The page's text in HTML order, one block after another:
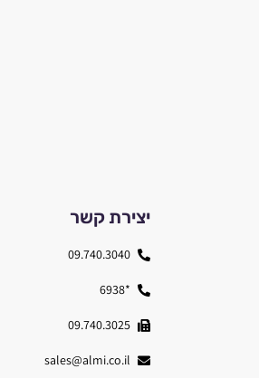
יצירת קשר
09.740.3040
*6938
09.740.3025
sales@almi.co.il